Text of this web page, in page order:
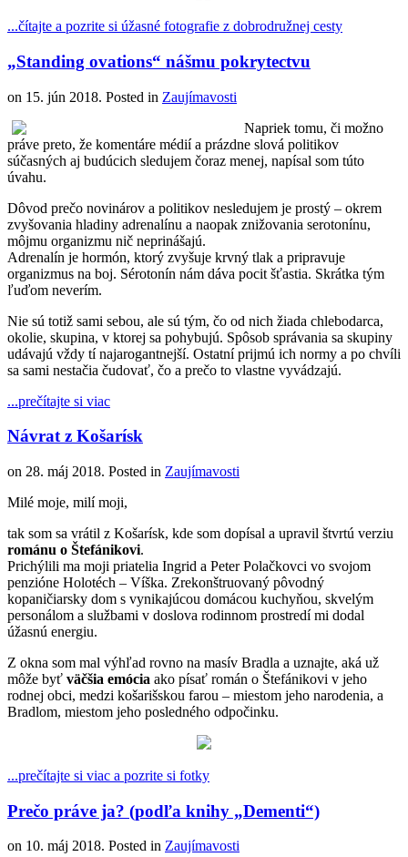
...čítajte a pozrite si úžasné fotografie z dobrodružnej cesty
„Standing ovations“ nášmu pokrytectvu
on 15. jún 2018. Posted in Zaujímavosti
Napriek tomu, či možno
práve preto, že komentáre médií a prázdne slová politikov
súčasných aj budúcich sledujem čoraz menej, napísal som túto
úvahu.
Dôvod prečo novinárov a politikov nesledujem je prostý – okrem
zvyšovania hladiny adrenalínu a naopak znižovania serotonínu,
môjmu organizmu nič neprinášajú.
Adrenalín je hormón, ktorý zvyšuje krvný tlak a pripravuje
organizmus na boj. Sérotonín nám dáva pocit šťastia. Skrátka tým
ľuďom neverím.
Nie sú totiž sami sebou, ale sú tým, čo od nich žiada chlebodarca,
okolie, skupina, v ktorej sa pohybujú. Spôsob správania sa skupiny
udávajú vždy tí najarogantnejší. Ostatní prijmú ich normy a po chvíli
sa sami nestačia čudovať, čo a prečo to vlastne vyvádzajú.
...prečítajte si viac
Návrat z Košarísk
on 28. máj 2018. Posted in Zaujímavosti
Milé moje, milí moji,
tak som sa vrátil z Košarísk, kde som dopísal a upravil štvrtú verziu
románu o Štefánikovi.
Prichýlili ma moji priatelia Ingrid a Peter Polačkovci vo svojom
penzióne Holotéch – Víška. Zrekonštruovaný pôvodný
kopaničiarsky dom s vynikajúcou domácou kuchyňou, skvelým
personálom a službami v doslova rodinnom prostredí mi dodal
úžasnú energiu.
Z okna som mal výhľad rovno na masív Bradla a uznajte, aká už
môže byť väčšia emócia ako písať román o Štefánikovi v jeho
rodnej obci, medzi košarišskou farou – miestom jeho narodenia, a
Bradlom, miestom jeho posledného odpočinku.
...prečítajte si viac a pozrite si fotky
Prečo práve ja? (podľa knihy „Dementi“)
on 10. máj 2018. Posted in Zaujímavosti